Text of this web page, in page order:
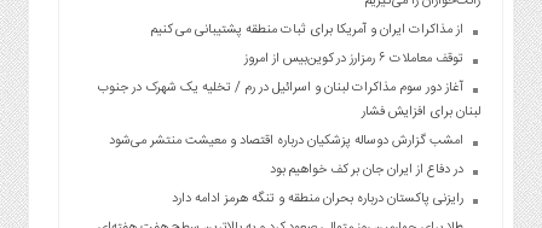
از مذاکرات ایران و آمریکا برای ثبات منطقه پشتیبانی می کنیم
توقف معاملات ۶ رمزارز در کوین‌بیس از امروز
آغاز دور سوم مذاکرات لبنان و اسرائیل در رم / تخلیه یک شهرک در جنوب
لبنان برای افزایش فشار
امشب گزارش دوساله پزشکیان درباره اقتصاد و معیشت منتشر می‌شود
در دفاع از ایران جان بر کف خواهیم بود
رایزنی پاکستان درباره بحران منطقه و تنگه هرمز ادامه دارد